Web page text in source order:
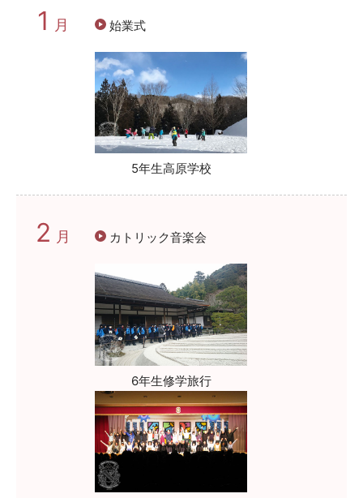
1 月 始業式
5年生高原学校
2 月 カトリック音楽会
6年生修学旅行